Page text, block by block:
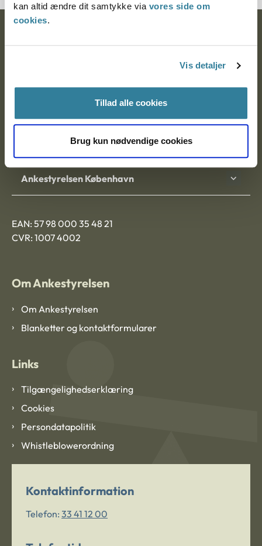
kan altid ændre dit samtykke via vores side om
cookies.
Vis detaljer
Tillad alle cookies
Brug kun nødvendige cookies
Nytorv 7, 2. sal
Ankestyrelsen Aalborg
Ankestyrelsen København
EAN: 57 98 000 35 48 21
CVR: 1007 4002
Om Ankestyrelsen
Om Ankestyrelsen
Blanketter og kontaktformularer
Links
Tilgængelighedserklæring
Cookies
Persondatapolitik
Whistleblowerordning
Kontaktinformation
Telefon: 33 41 12 00